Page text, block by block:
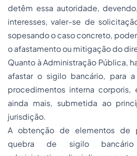
detêm essa autoridade,
interesses, valer-se de
sopesando o caso concreto,
o afastamento ou mitigação do
Quanto à Administração Pública,
afastar o sigilo bancário, para
procedimentos interna corporis,
ainda mais, submetida ao
jurisdição.
A obtenção de elementos de
quebra de sigilo